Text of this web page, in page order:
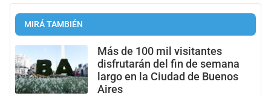
MIRÁ TAMBIÉN
Más de 100 mil visitantes
disfrutarán del fin de semana
largo en la Ciudad de Buenos
Aires